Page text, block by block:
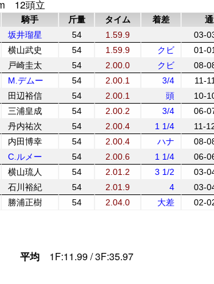
12頭立
騎手 斤量 タイム 着差
坂井瑠星 54 1.59.9 03-
横山武史 54 1.59.9 クビ 01-
戸崎圭太 54 2.00.0 クビ 08-
M.デムー 54 2.00.1 3/4 11-
田辺裕信 54 2.00.1 頭 10-
三浦皇成 54 2.00.2 3/4 06-
丹内祐次 54 2.00.4 1 1/4 11-
内田博幸 54 2.00.4 ハナ 08-
C.ルメー 54 2.00.6 1 1/4 06-
横山琉人 54 2.01.2 3 1/2 03-
石川裕紀 54 2.01.9 4 03-
勝浦正樹 54 2.04.0 大差 02-
平均 1F:11.99 / 3F:35.97